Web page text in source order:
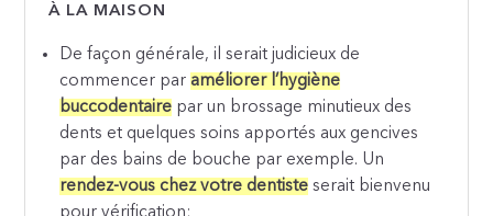
À LA MAISON
De façon générale, il serait judicieux de
commencer par améliorer l’hygiène
buccodentaire par un brossage minutieux des
dents et quelques soins apportés aux gencives
par des bains de bouche par exemple. Un
rendez-vous chez votre dentiste serait bienvenu
pour vérification;